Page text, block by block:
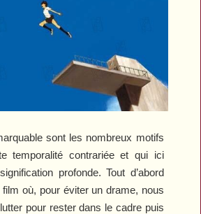
sont les nombreux motifs
temporalité contrariée et qui ici
profonde. Tout d’abord
où, pour éviter un drame, nous
pour rester dans le cadre puis